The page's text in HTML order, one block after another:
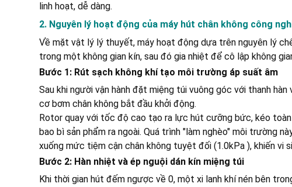
linh hoạt, dễ dàng.
2. Nguyên lý hoạt động của máy hút chân không công
Về mặt vật lý lý thuyết, máy hoạt động dựa trên nguyên lý
trong một không gian kín, sau đó gia nhiệt để cô lập không
Bước 1: Rút sạch không khí tạo môi trường áp suất âm
Sau khi người vận hành đặt miệng túi vuông góc với thanh
cơ bơm chân không bắt đầu khởi động.
Rotor quay với tốc độ cao tạo ra lực hút cưỡng bức, kéo
bao bì sản phẩm ra ngoài. Quá trình "làm nghèo" môi trường
xuống mức tiệm cận chân không tuyệt đối (1.0kPa ), khiến vi
Bước 2: Hàn nhiệt và ép nguội dán kín miệng túi
Khi thời gian hút đếm ngược về 0, một xi lanh khí nén bên